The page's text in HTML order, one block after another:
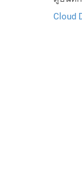
Cloud